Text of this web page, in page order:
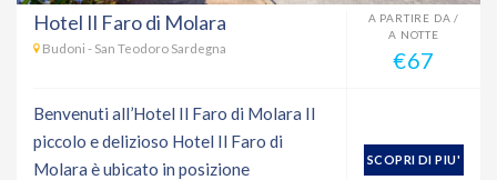
Hotel Il Faro di Molara
Budoni - San Teodoro Sardegna
A PARTIRE DA /
A NOTTE
€67
Benvenuti all’Hotel Il Faro di Molara Il
piccolo e delizioso Hotel Il Faro di
Molara è ubicato in posizione
SCOPRI DI PIU'